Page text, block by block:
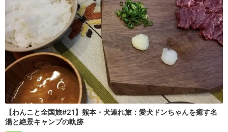
【わんこと全国旅#21】熊本・犬連れ旅：愛犬ドンちゃんを癒す名
湯と絶景キャンプの軌跡